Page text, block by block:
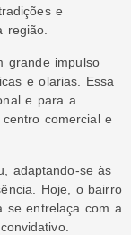
e
região.
grande impulso
e olarias. Essa
e para a
comercial e
adaptando-se às
Hoje, o bairro
se entrelaça com a